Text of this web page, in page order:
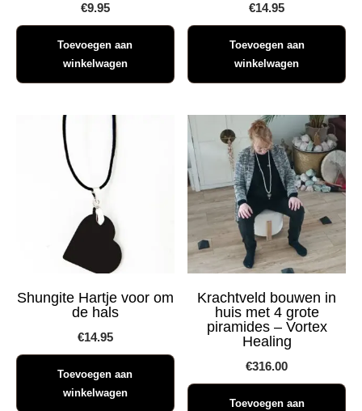
€9.95
Toevoegen aan
winkelwagen
€14.95
Toevoegen aan
winkelwagen
Shungite Hartje voor om
de hals
€14.95
Toevoegen aan
winkelwagen
Krachtveld bouwen in
huis met 4 grote
piramides – Vortex
Healing
€316.00
Toevoegen aan